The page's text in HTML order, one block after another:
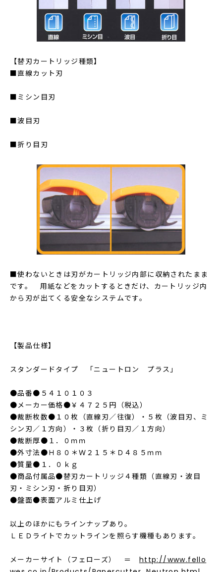
【替刃カートリッジ種類】
■直線カット刃
■ミシン目刃
■波目刃
■折り目刃
■使わないときは刃がカートリッジ内部に収納されたまま
です。 用紙などをカットするときだけ、カートリッジ内
から刃が出てくる安全なシステムです。
【製品仕様】
スタンダードタイプ 「ニュートロン プラス」
●品番●５４１０１０３
●メーカー価格●￥４７２５円（税込）
●裁断枚数●１０枚（直線刃／往復）・５枚（波目刃、ミ
シン刃／１方向）・３枚（折り目刃／１方向）
●裁断厚●１．０ｍｍ
●外寸法●Ｈ８０＊Ｗ２１５＊Ｄ４８５ｍｍ
●質量●１．０ｋｇ
●商品付属品●替刃カートリッジ４種類（直線刃・波目
刃・ミシン刃・折り目刃）
●盤面●表面アルミ仕上げ
以上のほかにもラインナップあり。
ＬＥＤライトでカットラインを照らす機種もあります。
メーカーサイト（フェローズ） ＝ http://www.fello